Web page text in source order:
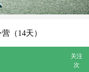
（14天）
关注
次